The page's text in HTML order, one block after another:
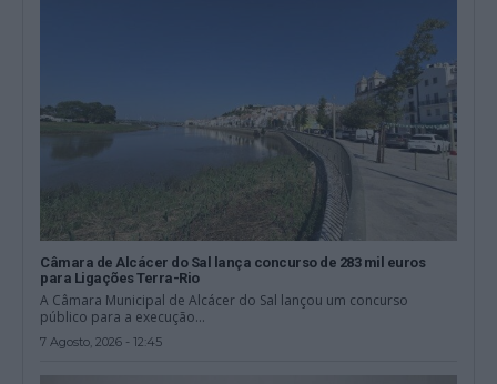
Câmara de Alcácer do Sal lança concurso de 283 mil euros
para Ligações Terra-Rio
A Câmara Municipal de Alcácer do Sal lançou um concurso
público para a execução...
7 Agosto, 2026 - 12:45